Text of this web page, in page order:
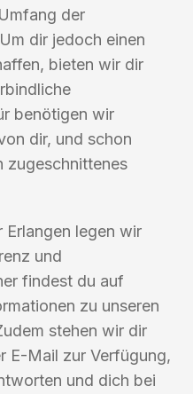
der
dir jedoch einen
bieten wir dir
benötigen wir
dir, und schon
zugeschnittenes
Erlangen legen wir
und
findest du auf
zu unseren
stehen wir dir
E-Mail zur Verfügung,
und dich bei